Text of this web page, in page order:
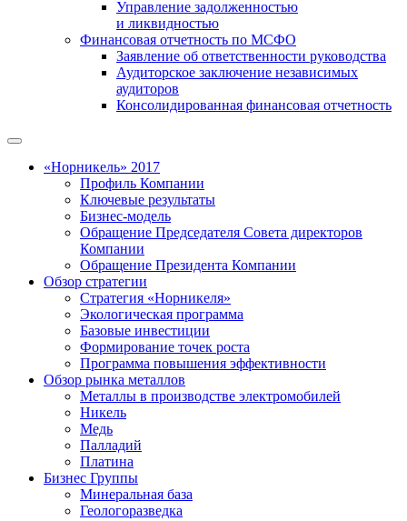
Управление задолженностью
и ликвидностью
Финансовая отчетность по МСФО
Заявление об ответственности руководства
Аудиторское заключение независимых
аудиторов
Консолидированная финансовая отчетность
«Норникель» 2017
Профиль Компании
Ключевые результаты
Бизнес-модель
Обращение Председателя Совета директоров
Компании
Обращение Президента Компании
Обзор стратегии
Стратегия «Норникеля»
Экологическая программа
Базовые инвестиции
Формирование точек роста
Программа повышения эффективности
Обзор рынка металлов
Металлы в производстве электромобилей
Никель
Медь
Палладий
Платина
Бизнес Группы
Минеральная база
Геологоразведка